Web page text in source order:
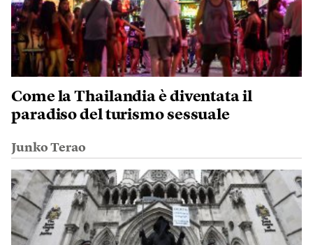
Come la Thailandia è diventata il
paradiso del turismo sessuale
Junko Terao